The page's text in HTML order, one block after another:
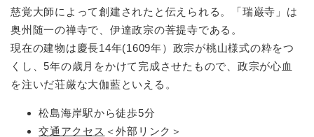
慈覚大師によって創建されたと伝えられる。「瑞巌寺」は
奥州随一の禅寺で、伊達政宗の菩提寺である。
現在の建物は慶長14年(1609年）政宗が桃山様式の粋をつ
くし、5年の歳月をかけて完成させたもので、政宗が心血
を注いだ荘厳な大伽藍といえる。
松島海岸駅から徒歩5分
交通アクセス ＜外部リンク＞